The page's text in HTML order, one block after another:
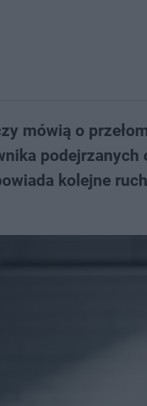
mówią o
kolejne